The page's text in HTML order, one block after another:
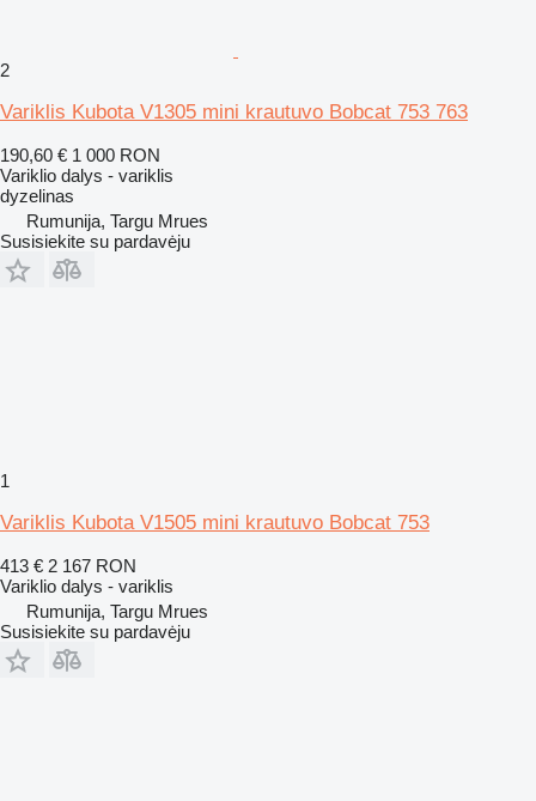
2
Variklis Kubota V1305 mini krautuvo Bobcat 753 763
190,60 € 1 000 RON
Variklio dalys - variklis
dyzelinas
Rumunija, Targu Mrues
Susisiekite su pardavėju
1
Variklis Kubota V1505 mini krautuvo Bobcat 753
413 € 2 167 RON
Variklio dalys - variklis
Rumunija, Targu Mrues
Susisiekite su pardavėju